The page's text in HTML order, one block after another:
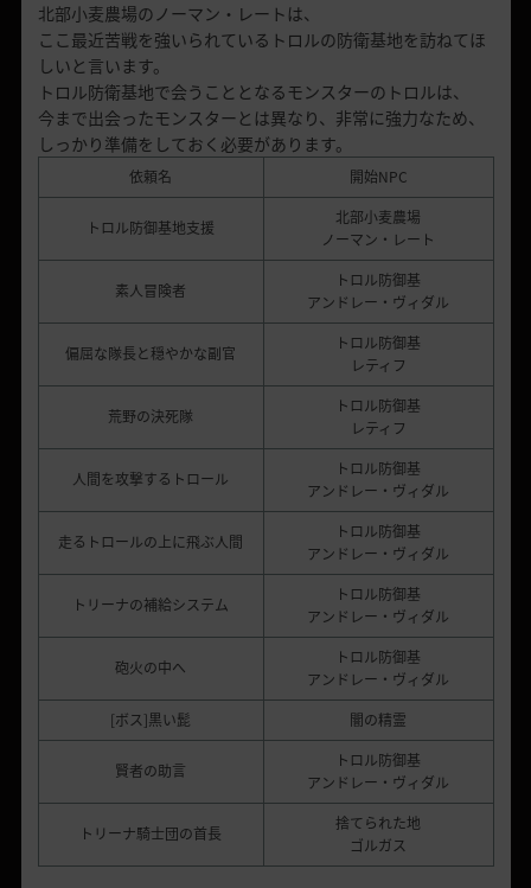
北部小麦農場のノーマン・レートは、
ここ最近苦戦を強いられているトロルの防衛基地を訪ねてほ
しいと言います。
トロル防衛基地で会うこととなるモンスターのトロルは、
今まで出会ったモンスターとは異なり、非常に強力なため、
しっかり準備をしておく必要があります。
依頼名 開始NPC
トロル防御基地支援
北部小麦農場
ノーマン・レート
素人冒険者
トロル防御基
アンドレー・ヴィダル
偏屈な隊長と穏やかな副官
トロル防御基
レティフ
荒野の決死隊
トロル防御基
レティフ
人間を攻撃するトロール
トロル防御基
アンドレー・ヴィダル
走るトロールの上に飛ぶ人間
トロル防御基
アンドレー・ヴィダル
トリーナの補給システム
トロル防御基
アンドレー・ヴィダル
砲火の中へ
トロル防御基
アンドレー・ヴィダル
[ボス]黒い髭
闇の精霊
賢者の助言
トロル防御基
アンドレー・ヴィダル
トリーナ騎士団の首長
捨てられた地
ゴルガス